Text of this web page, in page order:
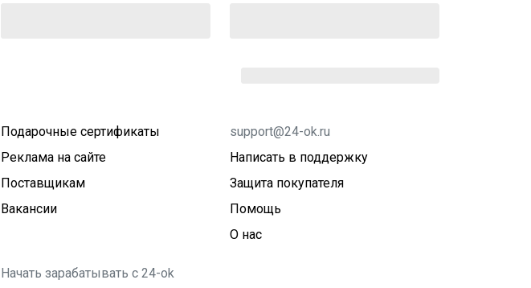
Подарочные сертификаты
Реклама на сайте
Поставщикам
Вакансии
support@24-ok.ru
Написать в поддержку
Защита покупателя
Помощь
О нас
Начать зарабатывать с 24-ok